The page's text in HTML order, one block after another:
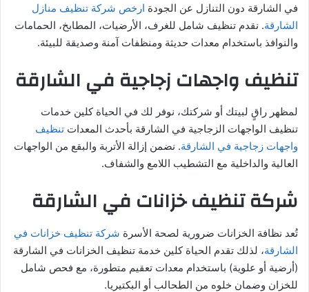
في الشارقة دون التنازل عن الجودة ارخص شركة تنظيف منازل
الشارقة. نقدم تنظيف شامل للغرف، الأرضيات، المطابخ، الحمامات
والنوافذ باستخدام معدات حديثة ومنظفات آمنة وصديقة للبيئة.
تنظيف واجهات زجاجية في الشارقة
لمظهر راقٍ لبيتك أو شركتك، نوفر لك في الحياة كلين خدمات
تنظيف الواجهات الزجاجية في الشارقة بأحدث المعدات تنظيف
واجهات زجاجية في الشارقة. نضمن إزالة الأتربة والبقع من الواجهات
العالية والداخلية مع التشطيب اللامع والشفاف.
شركة تنظيف خزانات في الشارقة
تُعد نظافة الخزانات ضرورية لصحة الأسرة شركة تنظيف خزانات في
الشارقة، لذلك تقدم الحياة كلين خدمة تنظيف الخزانات في الشارقة
(أرضية أو علوية) باستخدام معدات تعقيم متطورة، مع فحص شامل
للخزان وضمان خلوه من الطحالب أو البكتيريا.